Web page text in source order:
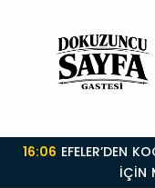
16:06
İÇİN